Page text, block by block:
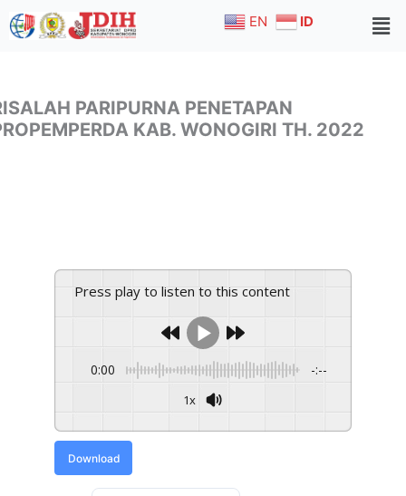
to
EN ID
PARIPURNA PENETAPAN
KAB. WONOGIRI TH. 2022
Press play to listen to this content
0:00 -:--
1x
Download